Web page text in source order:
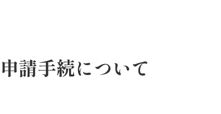
申請手続について